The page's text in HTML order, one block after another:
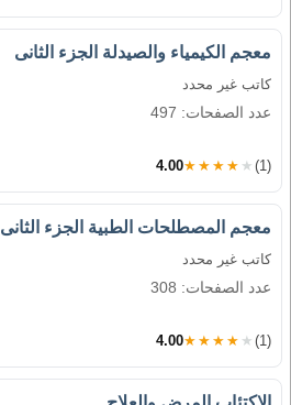
معجم الكيمياء والصيدلة الجزء الثانى
كاتب غير محدد
عدد الصفحات: 497
4.00★★★★★ (1)
معجم المصطلحات الطبية الجزء الثانى
كاتب غير محدد
عدد الصفحات: 308
4.00★★★★★ (1)